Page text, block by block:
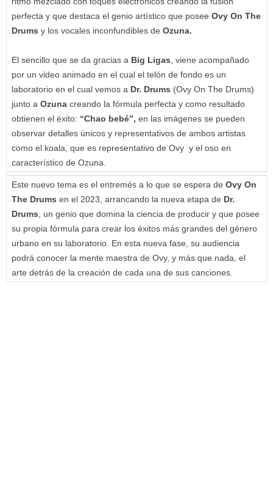
perfecta y que destaca el genio artístico que posee Ovy On The
Drums y los vocales inconfundibles de Ozuna.
El sencillo que se da gracias a Big Ligas , viene acompañado
por un video animado en el cual el telón de fondo es un
laboratorio en el cual vemos a Dr. Drums (Ovy On The Drums)
junto a Ozuna creando la fórmula perfecta y como resultado
obtienen el éxito: “Chao bebé”, en las imágenes se pueden
observar detalles únicos y representativos de ambos artistas
como el koala, que es representativo de Ovy y el oso en
característico de Ozuna.
Este nuevo tema es el entremés a lo que se espera de Ovy On
The Drums en el 2023, arrancando la nueva etapa de Dr.
Drums , un genio que domina la ciencia de producir y que posee
su propia fórmula para crear los éxitos más grandes del género
urbano en su laboratorio. En esta nueva fase, su audiencia
podrá conocer la mente maestra de Ovy, y más que nada, el
arte detrás de la creación de cada una de sus canciones.